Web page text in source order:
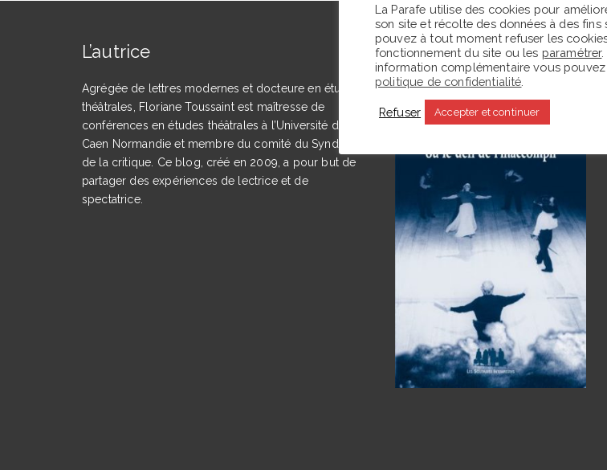
L’autrice
Agrégée de lettres modernes et docteure en études
théâtrales, Floriane Toussaint est maîtresse de
conférences en études théâtrales à l’Université de
Caen Normandie et membre du comité du Syndicat
de la critique. Ce blog, créé en 2009, a pour but de
partager des expériences de lectrice et de
spectatrice.
En ce moment La
La Parafe utilise des cookies pour
son site et récolte des données à des fins
pouvez à tout moment refuser les
fonctionnement du site ou les paramétrer
information complémentaire vous
politique de confidentialité
Refuser Accepter et continuer